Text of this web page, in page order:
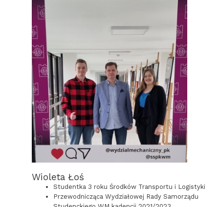
Wioleta Łoś
Studentka 3 roku Środków Transportu i Logistyki
Przewodnicząca Wydziałowej Rady Samorządu